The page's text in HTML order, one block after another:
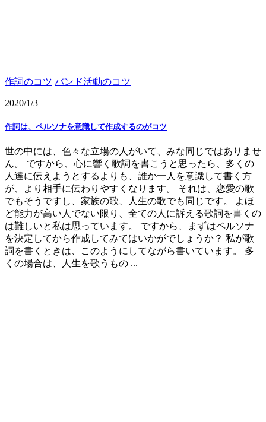
作詞のコツ バンド活動のコツ
2020/1/3
作詞は、ペルソナを意識して作成するのがコツ
世の中には、色々な立場の人がいて、みな同じではありませ
ん。 ですから、心に響く歌詞を書こうと思ったら、多くの
人達に伝えようとするよりも、誰か一人を意識して書く方
が、より相手に伝わりやすくなります。 それは、恋愛の歌
でもそうですし、家族の歌、人生の歌でも同じです。 よほ
ど能力が高い人でない限り、全ての人に訴える歌詞を書くの
は難しいと私は思っています。 ですから、まずはペルソナ
を決定してから作成してみてはいかがでしょうか？ 私が歌
詞を書くときは、このようにしてながら書いています。 多
くの場合は、人生を歌うもの ...